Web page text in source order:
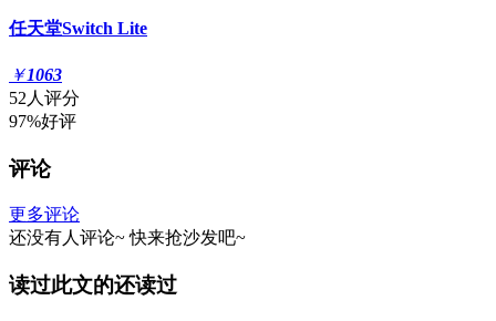
任天堂Switch Lite
￥1063
52人评分
97%好评
评论
更多评论
还没有人评论~ 快来抢沙发吧~
读过此文的还读过